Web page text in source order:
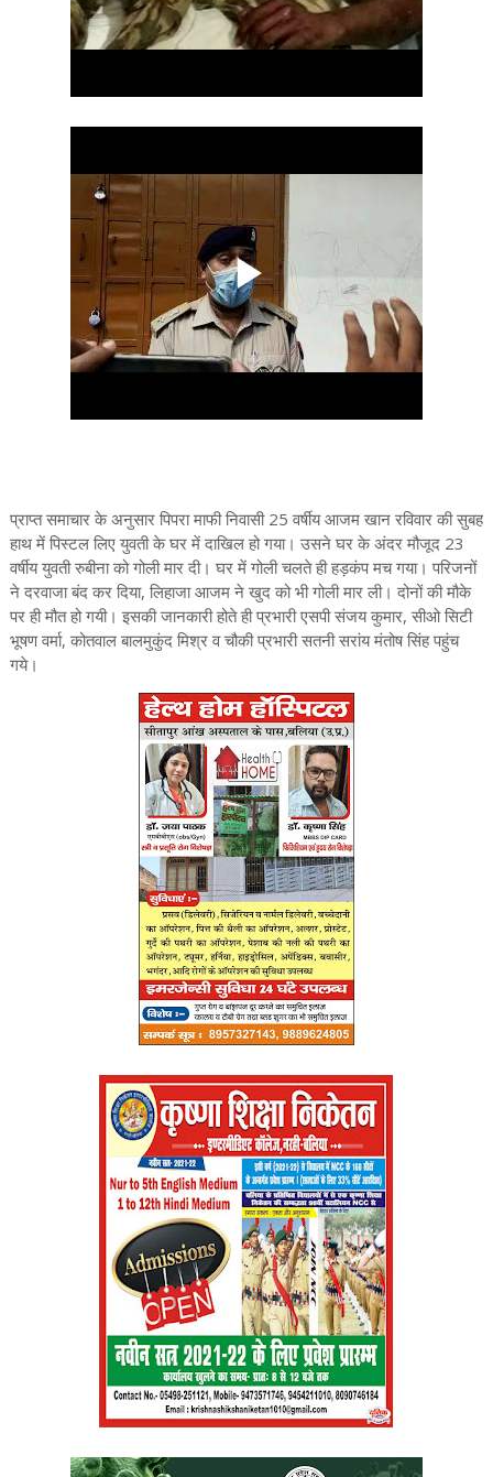
प्राप्त समाचार के अनुसार पिपरा माफी निवासी 25 वर्षीय आजम खान रविवार की सुबह
हाथ में पिस्टल लिए युवती के घर में दाखिल हो गया। उसने घर के अंदर मौजूद 23
वर्षीय युवती रुबीना को गोली मार दी। घर में गोली चलते ही हड़कंप मच गया। परिजनों
ने दरवाजा बंद कर दिया, लिहाजा आजम ने खुद को भी गोली मार ली। दोनों की मौके
पर ही मौत हो गयी। इसकी जानकारी होते ही प्रभारी एसपी संजय कुमार, सीओ सिटी
भूषण वर्मा, कोतवाल बालमुकुंद मिश्र व चौकी प्रभारी सतनी सरांय मंतोष सिंह पहुंच
गये।